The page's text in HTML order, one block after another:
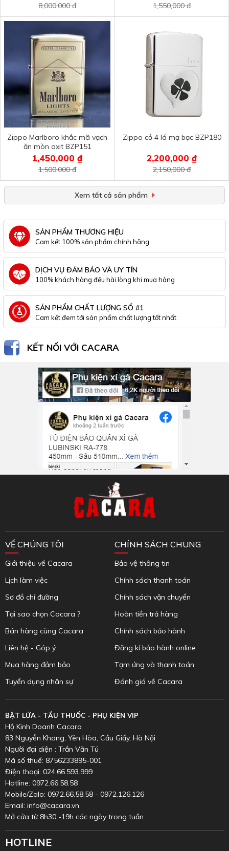
8,000,000 đ 1,550,000 đ
Zippo Marlboro khắc mã vạch
ăn mòn axit BZP151
1,450,000 ₫
1,500,000 đ
Zippo cỏ 4 lá mạ bạc BZP180
2,200,000 ₫
2,150,000 đ
Xem tất cả sản phẩm
SẢN PHẨM THƯƠNG HIỆU
Cam kết 100% sản phẩm chính hãng
DỊCH VỤ ĐẢM BẢO VÀ UY TÍN
100% khách hàng đều hài lòng khi mua hàng
SẢN PHẨM CHẤT LƯỢNG SỐ #1
Cam kết đem tới sản phẩm chất lượng tốt nhất
KẾT NỐI VỚI CACARA
VỀ CHÚNG TÔI
Giới thiệu về Cacara
Lịch làm việc
Sơ đồ chỉ đường
Tại sao chọn Cacara ?
Bán hàng cùng Cacara
Liên hệ - Góp ý
Mua hàng đảm bảo
Tuyển dụng nhân sự
CHÍNH SÁCH CHUNG
Bảo vệ thông tin
Chính sách thanh toán
Chính sách vận chuyển
Hoàn tiền trả hàng
Chính sách bảo hành
Đăng kí bảo hành online
Tạm ứng và thanh toán
Đánh giá về Cacara
BẬT LỬA - TẨU THUỐC - PHỤ KIỆN VIP
Hộ Kinh Doanh Cacara
83 Nguyễn Khang, Yên Hòa, Cầu Giấy, Hà Nội
Người đại diện : Trần Văn Tú
Mã số thuế: 8756233895-001
Điện thoại: 024.66.593.999
Hotline: 0972.66.58.58
Mobile/Zalo: 0972.66.58.58 - 0972.126.126
Email: info@cacara.vn
Mở cửa từ 8h30 -19h các ngày trong tuần
HOTLINE